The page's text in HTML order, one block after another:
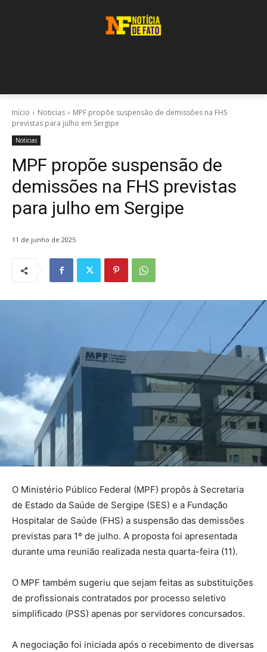
Início Noticias
MPF propõe suspensão de demissões na FHS
previstas para julho em Sergipe
Noticias
MPF propõe suspensão de
demissões na FHS previstas
para julho em Sergipe
11 de junho de 2025
O Ministério Público Federal (MPF) propôs à Secretaria
de Estado da Saúde de Sergipe (SES) e a Fundação
Hospitalar de Saúde (FHS) a suspensão das demissões
previstas para 1º de julho. A proposta foi apresentada
durante uma reunião realizada nesta quarta-feira (11).
O MPF também sugeriu que sejam feitas as substituições
de profissionais contratados por processo seletivo
simplificado (PSS) apenas por servidores concursados.
A negociação foi iniciada após o recebimento de diversas